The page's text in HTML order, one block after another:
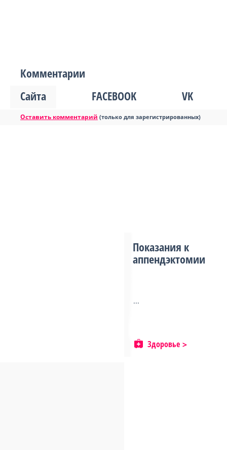
Комментарии
Сайта
FACEBOOK VK
Оставить комментарий (только для зарегистрированных)
Показания к
аппендэктомии
...
Здоровье